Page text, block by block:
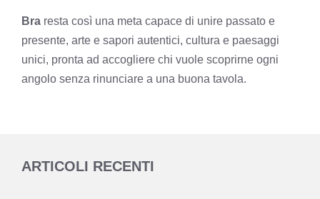
Bra resta così una meta capace di unire passato e
presente, arte e sapori autentici, cultura e paesaggi
unici, pronta ad accogliere chi vuole scoprirne ogni
angolo senza rinunciare a una buona tavola.
ARTICOLI RECENTI